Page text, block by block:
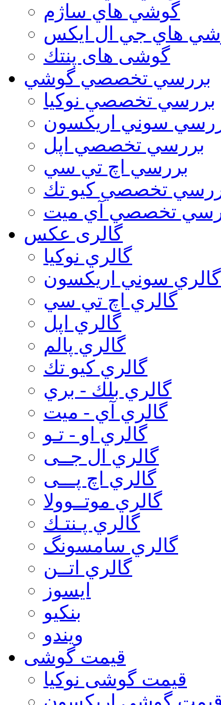
گوشي هاي ساژم
هاي جي ال ايكس
گوشی های پنتك
بررسي تخصصي گوشي
بررسي تخصصي نوكيا
سوني اريكسون
بررسي تخصصي اپل
بررسي اچ تي سي
تخصصي كيو تك
تخصصي آي ميت
گالری عکس
گالري نوكيا
گالري سوني اريكسون
گالري اچ تي سي
گالري اپل
گالري پالم
گالري كيو تك
گالري بلك - بري
گالري آي - ميت
گالري او - تـو
گالري ال جــی
گالري اچ پـــی
گالري موتــوولا
گالري پـنتـك
گالري سامسونگ
گالري اتــن
ایسوز
بنکیو
ویندو
قیمت گوشی
قیمت گوشی نوكيا